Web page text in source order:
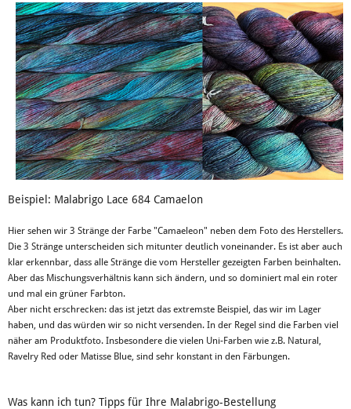
Beispiel: Malabrigo Lace 684 Camaelon
Hier sehen wir 3 Stränge der Farbe "Camaeleon" neben dem Foto des Herstellers.
Die 3 Stränge unterscheiden sich mitunter deutlich voneinander. Es ist aber auch
klar erkennbar, dass alle Stränge die vom Hersteller gezeigten Farben beinhalten.
Aber das Mischungsverhältnis kann sich ändern, und so dominiert mal ein roter
und mal ein grüner Farbton.
Aber nicht erschrecken: das ist jetzt das extremste Beispiel, das wir im Lager
haben, und das würden wir so nicht versenden. In der Regel sind die Farben viel
näher am Produktfoto. Insbesondere die vielen Uni-Farben wie z.B. Natural,
Ravelry Red oder Matisse Blue, sind sehr konstant in den Färbungen.
Was kann ich tun? Tipps für Ihre Malabrigo-Bestellung